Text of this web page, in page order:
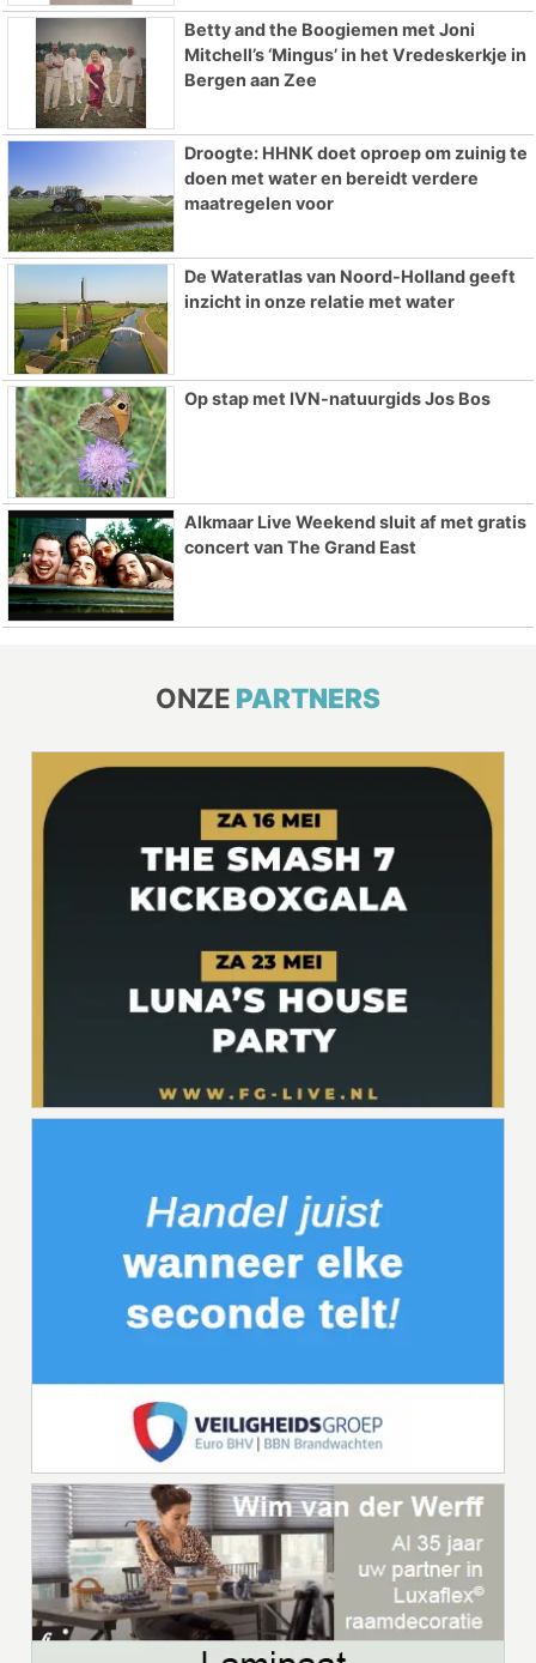
Betty and the Boogiemen met Joni
Mitchell’s ‘Mingus’ in het Vredeskerkje in
Bergen aan Zee
Droogte: HHNK doet oproep om zuinig te
doen met water en bereidt verdere
maatregelen voor
De Wateratlas van Noord-Holland geeft
inzicht in onze relatie met water
Op stap met IVN-natuurgids Jos Bos
Alkmaar Live Weekend sluit af met gratis
concert van The Grand East
ONZE PARTNERS